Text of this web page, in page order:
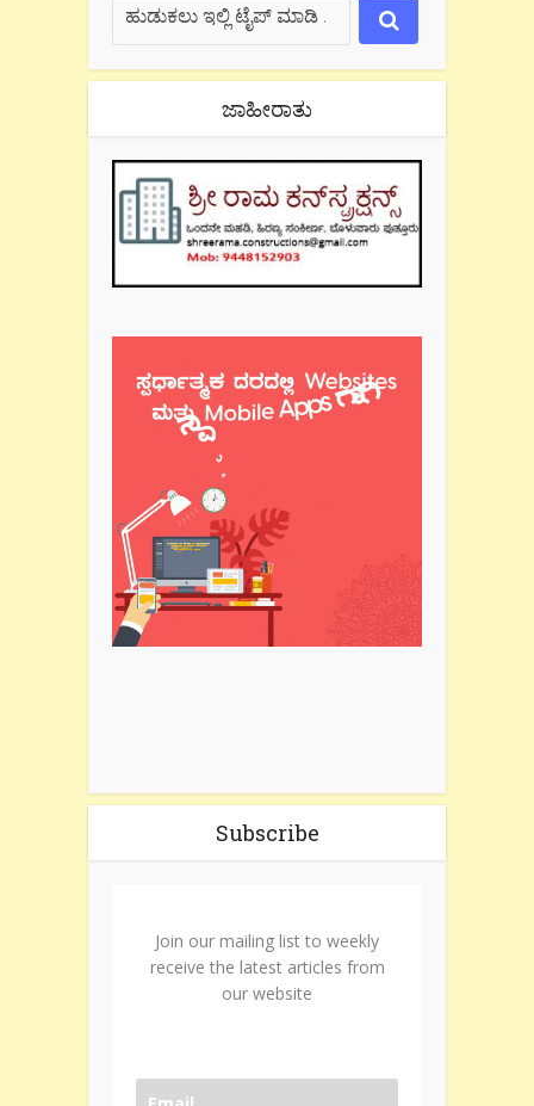
ಜಾಹೀರಾತು
Subscribe
Join our mailing list to weekly
receive the latest articles from
our website